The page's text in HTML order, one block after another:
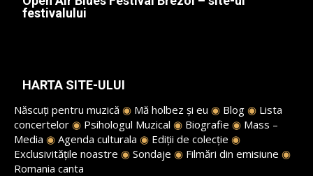
festivalului
HARTA SITE-ULUI
Născuți pentru muzică ◉ Mă holbez și eu ◉ Blog ◉ Lista
concertelor ◉ Psihologul Muzical ◉ Biografie ◉ Mass –
Media ◉ Agenda culturala ◉ Ediții de colecție ◉
Exclusivitățile noastre ◉ Sondaje ◉ Filmări din emisiune ◉
Romania canta